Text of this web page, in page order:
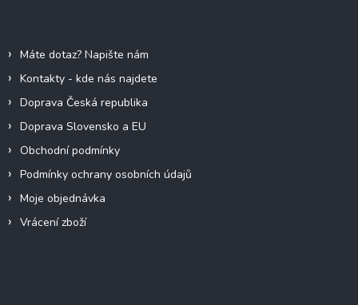
Máte dotaz? Napište nám
Kontakty - kde nás najdete
Doprava Česká republika
Doprava Slovensko a EU
Obchodní podmínky
Podmínky ochrany osobních údajů
Moje objednávka
Vrácení zboží